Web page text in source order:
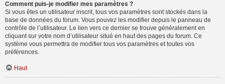
Comment puis-je modifier mes paramètres ?
Si vous êtes un utilisateur inscrit, tous vos paramètres sont stockés dans la
base de données du forum. Vous pouvez les modifier depuis le panneau de
contrôle de l’utilisateur. Le lien vers ce dernier se trouve généralement en
cliquant sur votre nom d’utilisateur situé en haut des pages du forum. Ce
système vous permettra de modifier tous vos paramètres et toutes vos
préférences.
Haut